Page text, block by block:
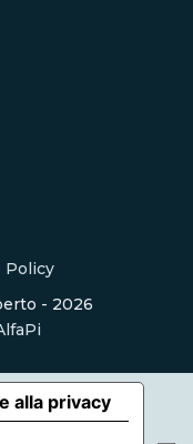
Policy
- 2026
alla privacy